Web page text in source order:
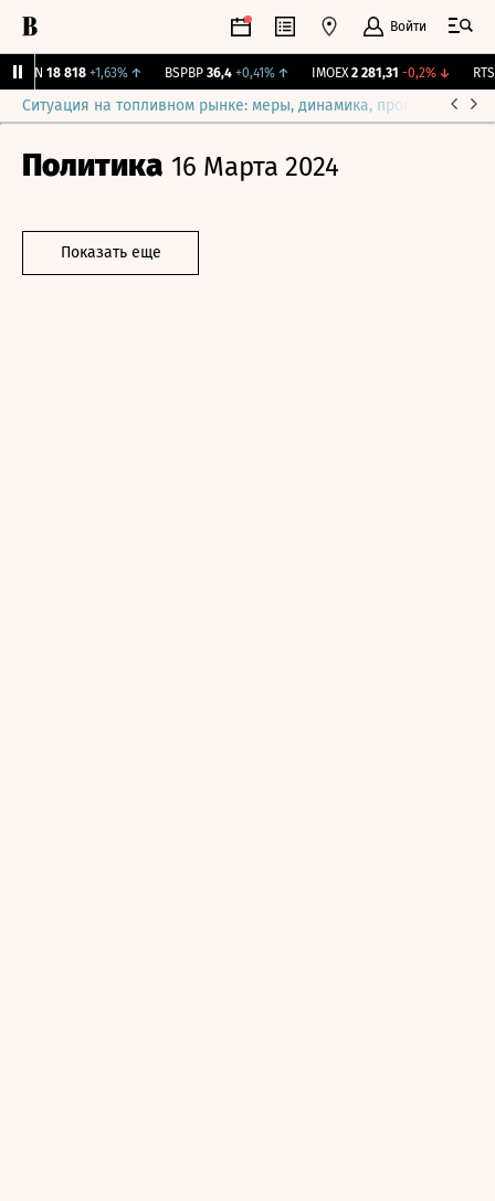
Войти
18 818 +1,63%↑ BSPBP 36,4 +0,41% ↑ IMOEX 2 281,31 -0,2%↓ RTSI
Ситуация на топливном рынке: меры, динамика, прогнозы
Политика 16 Марта 2024
Показать еще